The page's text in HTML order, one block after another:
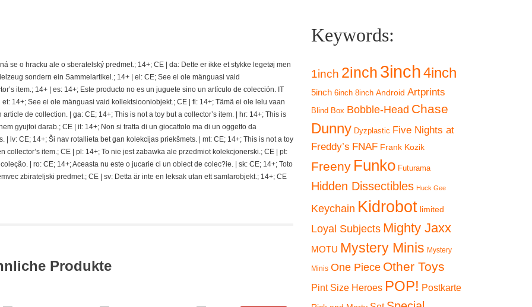
se o hracku ale o sberatelský predmet.; 14+; CE | da: Dette er ikke et stykke legetøj men
sondern ein Sammelartikel.; 14+ | el: CE; See ei ole mänguasi vaid
item.; 14+ | es: 14+; Este producto no es un juguete sino un artículo de colección. IT
14+; See ei ole mänguasi vaid kollektsiooniobjekt.; CE | fi: 14+; Tämä ei ole lelu vaan
de collection. | ga: CE; 14+; This is not a toy but a collector’s item. | hr: 14+; This is
gyujtoi darab.; CE | it: 14+; Non si tratta di un giocattolo ma di un oggetto da
lv: CE; 14+; Ši nav rotallieta bet gan kolekcijas priekšmets. | mt: CE; 14+; This is not a toy
collector’s item.; CE | pl: 14+; To nie jest zabawka ale przedmiot kolekcjonerski.; CE | pt:
| ro: CE; 14+; Aceasta nu este o jucarie ci un obiect de colec?ie. | sk: CE; 14+; Toto
zbirateljski predmet.; CE | sv: Detta är inte en leksak utan ett samlarobjekt.; 14+; CE
Produkte
Keywords:
1inch 2inch 3inch4inch
5inch 6inch 8inch Android Artprints
Blind Box Bobble-Head Chase
Dunny Dyzplastic Five Nights at
Freddy’s FNAF Frank Kozik
Freeny Funko Futurama
Hidden Dissectibles Huck Gee
Keychain Kidrobot limited
Loyal Subjects Mighty Jaxx
MOTU Mystery Minis Mystery
Minis One Piece Other Toys
Pint Size Heroes POP! Postkarte